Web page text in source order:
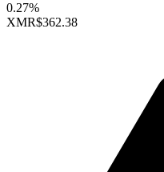
0.27%
XMR$362.38